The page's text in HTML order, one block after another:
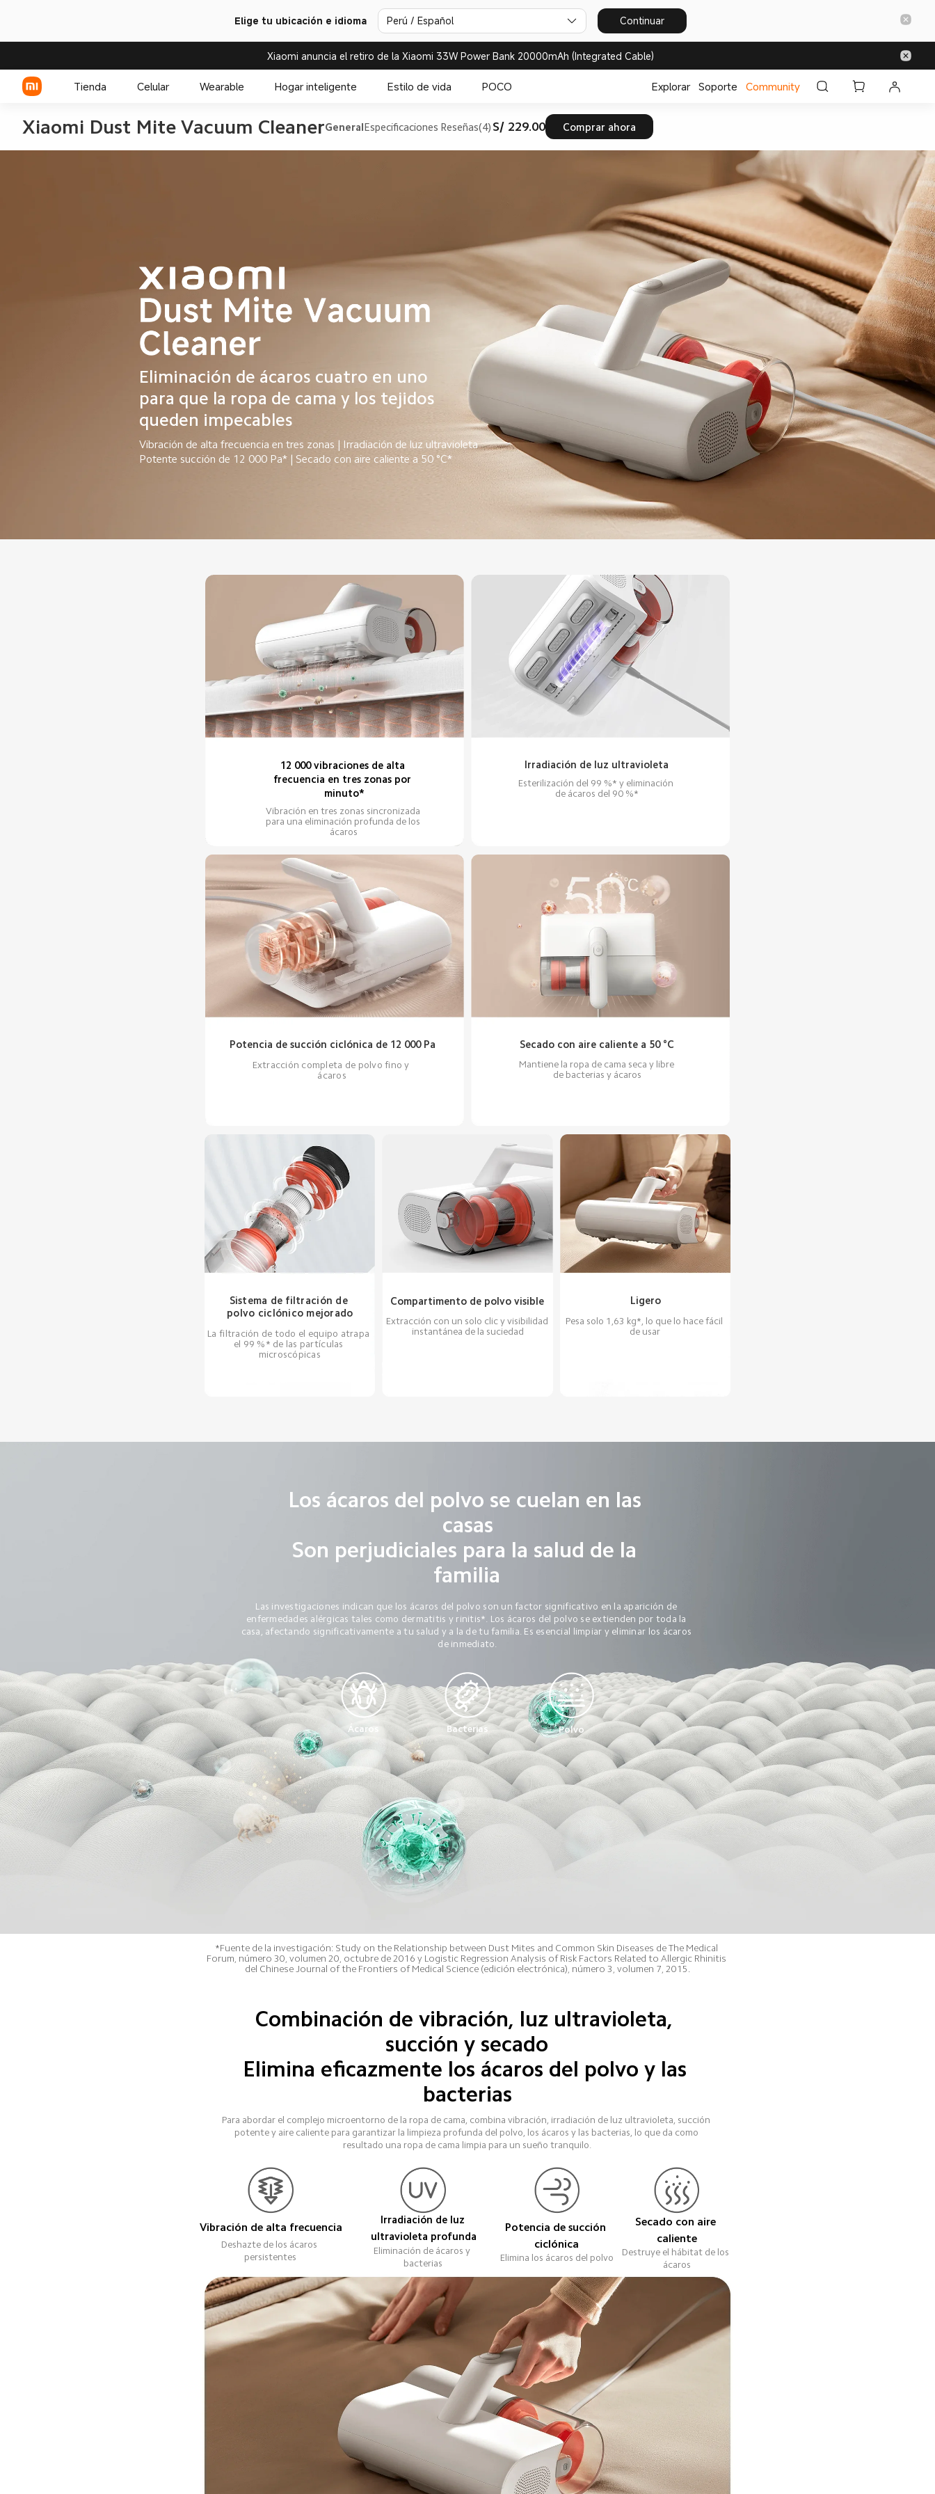
Elige tu ubicación e idioma Perú / Español Continuar
Xiaomi anuncia el retiro de la Xiaomi 33W Power Bank 20000mAh (Integrated Cable)
Tienda Celular Wearable Hogar inteligente Estilo de vida POCO Explorar Soporte Community
Xiaomi Dust Mite Vacuum CleanerGeneralEspecificaciones Reseñas(4) S/ 229.00 Comprar ahora
Eliminación de ácaros cuatro en uno
para que la ropa de cama y los tejidos
queden impecables
Vibración de alta frecuencia en tres zonas | Irradiación de luz ultravioleta
Potente succión de 12 000 Pa* | Secado con aire caliente a 50 °C*
12 000 vibraciones de alta
frecuencia en tres zonas por
minuto*
Vibración en tres zonas sincronizada
para una eliminación profunda de los
ácaros
Irradiación de luz ultravioleta
Esterilización del 99 %* y eliminación
de ácaros del 90 %*
Potencia de succión ciclónica de 12 000 Pa
Extracción completa de polvo fino y
ácaros
Secado con aire caliente a 50 °C
Mantiene la ropa de cama seca y libre
de bacterias y ácaros
Sistema de filtración de
polvo ciclónico mejorado
La filtración de todo el equipo atrapa
el 99 %* de las partículas
microscópicas
Compartimento de polvo visible
Extracción con un solo clic y visibilidad
instantánea de la suciedad
Ligero
Pesa solo 1,63 kg*, lo que lo hace fácil
de usar
Los ácaros del polvo se cuelan en las
casas
Son perjudiciales para la salud de la
familia
Las investigaciones indican que los ácaros del polvo son un factor significativo en la aparición de
enfermedades alérgicas tales como dermatitis y rinitis*. Los ácaros del polvo se extienden por toda la
casa, afectando significativamente a tu salud y a la de tu familia. Es esencial limpiar y eliminar los ácaros
de inmediato.
Ácaros Bacterias Polvo
*Fuente de la investigación: Study on the Relationship between Dust Mites and Common Skin Diseases de The Medical
Forum, número 30, volumen 20, octubre de 2016 y Logistic Regression Analysis of Risk Factors Related to Allergic Rhinitis
del Chinese Journal of the Frontiers of Medical Science (edición electrónica), número 3, volumen 7, 2015.
Combinación de vibración, luz ultravioleta,
succión y secado
Elimina eficazmente los ácaros del polvo y las
bacterias
Para abordar el complejo microentorno de la ropa de cama, combina vibración, irradiación de luz ultravioleta, succión
potente y aire caliente para garantizar la limpieza profunda del polvo, los ácaros y las bacterias, lo que da como
resultado una ropa de cama limpia para un sueño tranquilo.
Vibración de alta frecuencia
Deshazte de los ácaros
persistentes
Irradiación de luz
ultravioleta profunda
Eliminación de ácaros y
bacterias
Potencia de succión
ciclónica
Elimina los ácaros del polvo
Secado con aire
caliente
Destruye el hábitat de los
ácaros